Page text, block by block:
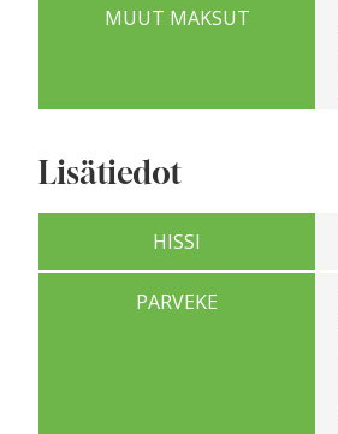
MUUT MAKSUT
Lisätiedot
HISSI
PARVEKE